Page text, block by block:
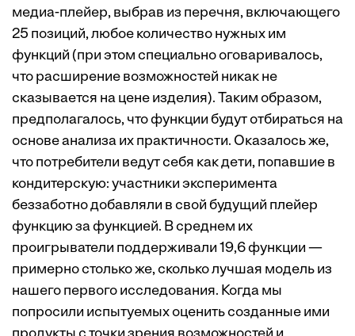
медиа-плейер, выбрав из перечня, включающего
25 позиций, любое количество нужных им
функций (при этом специально оговаривалось,
что расширение возможностей никак не
сказывается на цене изделия). Таким образом,
предполагалось, что функции будут отбираться на
основе анализа их практичности. Оказалось же,
что потребители ведут себя как дети, попавшие в
кондитерскую: участники эксперимента
беззаботно добавляли в свой будущий плейер
функцию за функцией. В среднем их
проигрыватели поддерживали 19,6 функции —
примерно столько же, сколько лучшая модель из
нашего первого исследования. Когда мы
попросили испытуемых оценить созданные ими